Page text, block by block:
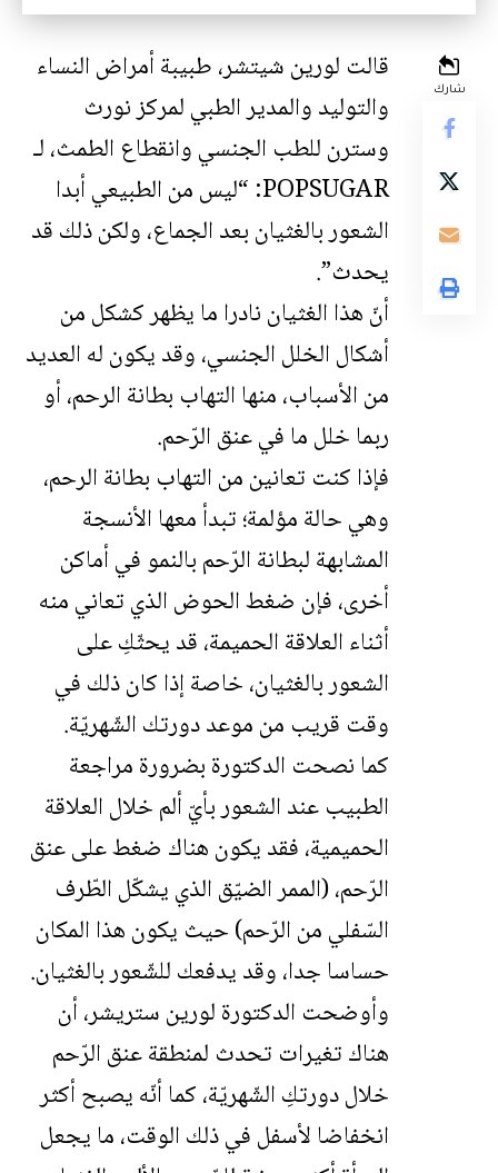
شارك
قالت لورين شيتشر، طبيبة أمراض النساء
والتوليد والمدير الطبي لمركز نورث
وسترن للطب الجنسي وانقطاع الطمث، لـ
POPSUGAR: “ليس من الطبيعي أبدا
الشعور بالغثيان بعد الجماع، ولكن ذلك قد
يحدث”.
أنّ هذا الغثيان نادرا ما يظهر كشكل من
أشكال الخلل الجنسي، وقد يكون له العديد
من الأسباب، منها التهاب بطانة الرحم، أو
ربما خلل ما في عنق الرّحم.
فإذا كنت تعانين من التهاب بطانة الرحم،
وهي حالة مؤلمة؛ تبدأ معها الأنسجة
المشابهة لبطانة الرّحم بالنمو في أماكن
أخرى، فإن ضغط الحوض الذي تعاني منه
أثناء العلاقة الحميمة، قد يحثّكِ على
الشعور بالغثيان، خاصة إذا كان ذلك في
وقت قريب من موعد دورتك الشّهريّة.
كما نصحت الدكتورة بضرورة مراجعة
الطبيب عند الشعور بأيّ ألم خلال العلاقة
الحميمية، فقد يكون هناك ضغط على عنق
الرّحم، (الممر الضيّق الذي يشكّل الطّرف
السّفلي من الرّحم) حيث يكون هذا المكان
حساسا جدا، وقد يدفعك للشّعور بالغثيان.
وأوضحت الدكتورة لورين ستريشر، أن
هناك تغيرات تحدث لمنطقة عنق الرّحم
خلال دورتكِ الشّهريّة، كما أنّه يصبح أكثر
انخفاضا لأسفل في ذلك الوقت، ما يجعل